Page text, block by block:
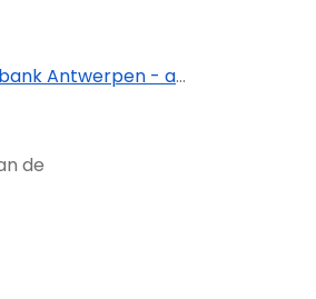
- afdeling Hasselt
de